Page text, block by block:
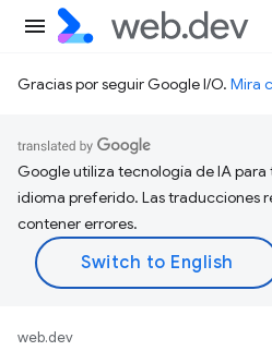
Gracias por seguir Google I/O. Mira
Google utiliza tecnología de IA
idioma preferido. Las traducciones
contener errores.
web.dev